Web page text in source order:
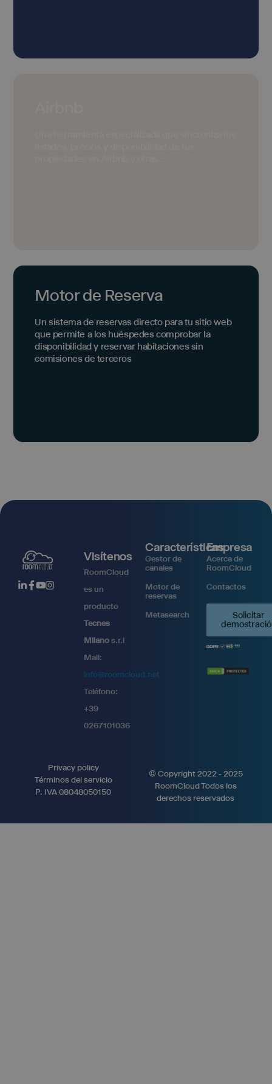
Motor de Reserva
Un sistema de reservas directo para tu sitio web
que permite a los huéspedes comprobar la
disponibilidad y reservar habitaciones sin
comisiones de terceros
Visítenos
RoomCloud
es un
producto
Tecnes
Milanos.r.l
Mail:
info@roomcloud.net
Teléfono:
+39
0267101036
Características
Gestor de
canales
Motor de
reservas
Metasearch
Empresa
Acerca de
RoomCloud
Contactos
Solicitar
© Copyright 2022 - 2025
RoomCloud Todos los
derechos reservados
Privacy policy
Términos del servicio
P. IVA 08048050150